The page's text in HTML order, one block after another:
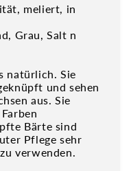
meliert, in
Grau, Salt n
natürlich. Sie
und sehen
aus. Sie
Bärte sind
Pflege sehr
verwenden.